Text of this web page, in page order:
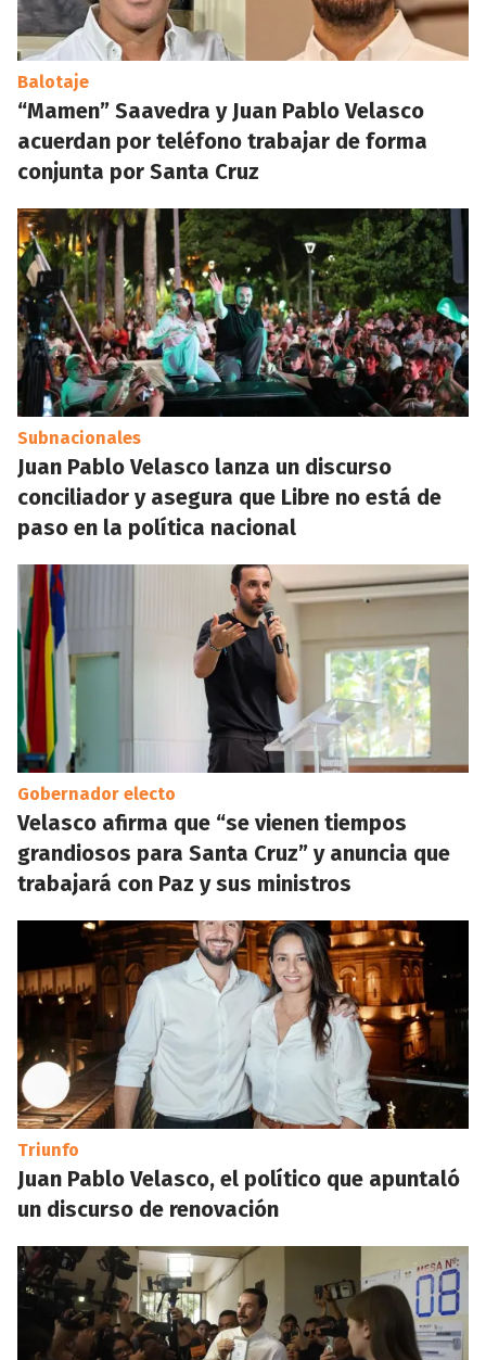
Balotaje
“Mamen” Saavedra y Juan Pablo Velasco
acuerdan por teléfono trabajar de forma
conjunta por Santa Cruz
Subnacionales
Juan Pablo Velasco lanza un discurso
conciliador y asegura que Libre no está de
paso en la política nacional
Gobernador electo
Velasco afirma que “se vienen tiempos
grandiosos para Santa Cruz” y anuncia que
trabajará con Paz y sus ministros
Triunfo
Juan Pablo Velasco, el político que apuntaló
un discurso de renovación